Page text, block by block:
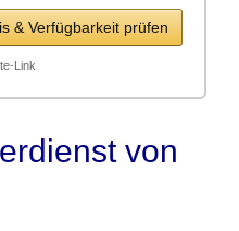
& Verfügbarkeit prüfen
Link
von